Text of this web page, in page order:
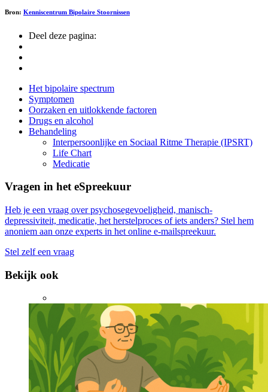
Bron: Kenniscentrum Bipolaire Stoornissen
Deel deze pagina:
Side
Navigation
Het bipolaire spectrum
Symptomen
Oorzaken en uitlokkende factoren
Drugs en alcohol
Behandeling
Interpersoonlijke en Sociaal Ritme Therapie (IPSRT)
Life Chart
Medicatie
Vragen in het eSpreekuur
Heb je een vraag over psychosegevoeligheid, manisch-
depressiviteit, medicatie, het herstelproces of iets anders? Stel hem
anoniem aan onze experts in het online e-mailspreekuur.
Stel zelf een vraag
Bekijk ook